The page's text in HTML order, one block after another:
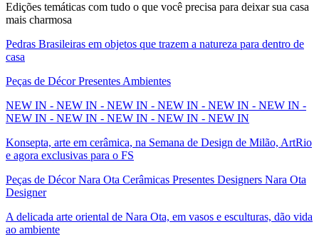
Edições temáticas com tudo o que você precisa para deixar sua casa
mais charmosa
Pedras Brasileiras em objetos que trazem a natureza para dentro de
casa
Peças de Décor Presentes Ambientes
NEW IN - NEW IN - NEW IN - NEW IN - NEW IN - NEW IN -
NEW IN - NEW IN - NEW IN - NEW IN - NEW IN
Konsepta, arte em cerâmica, na Semana de Design de Milão, ArtRio
e agora exclusivas para o FS
Peças de Décor Nara Ota Cerâmicas Presentes Designers Nara Ota
Designer
A delicada arte oriental de Nara Ota, em vasos e esculturas, dão vida
ao ambiente